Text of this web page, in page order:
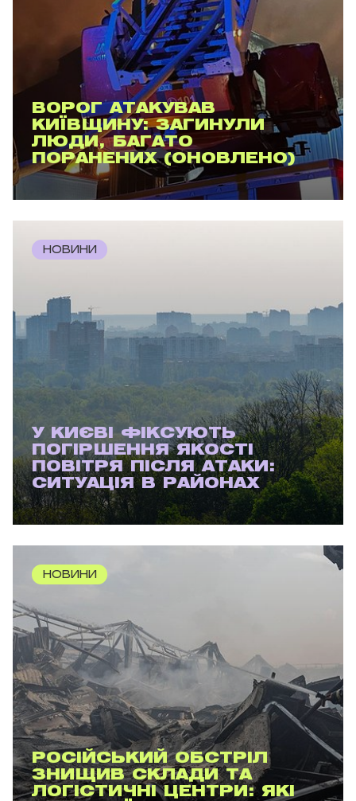
ВОРОГ АТАКУВАВ
КИЇВЩИНУ: ЗАГИНУЛИ
ЛЮДИ, БАГАТО
ПОРАНЕНИХ (ОНОВЛЕНО)
НОВИНИ
У КИЄВІ ФІКСУЮТЬ
ПОГІРШЕННЯ ЯКОСТІ
ПОВІТРЯ ПІСЛЯ АТАКИ:
СИТУАЦІЯ В РАЙОНАХ
НОВИНИ
РОСІЙСЬКИЙ ОБСТРІЛ
ЗНИЩИВ СКЛАДИ ТА
ЛОГІСТИЧНІ ЦЕНТРИ: ЯКІ